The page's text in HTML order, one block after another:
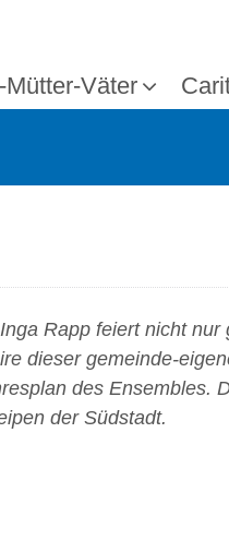
Mütter-Väter
Rapp feiert nicht nur
dieser gemeinde-
des Ensembles.
der Südstadt.